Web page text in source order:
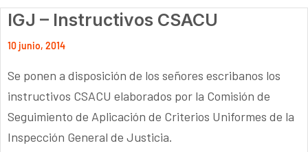
IGJ – Instructivos CSACU
10 junio, 2014
Se ponen a disposición de los señores escribanos los
instructivos CSACU elaborados por la Comisión de
Seguimiento de Aplicación de Criterios Uniformes de la
Inspección General de Justicia.